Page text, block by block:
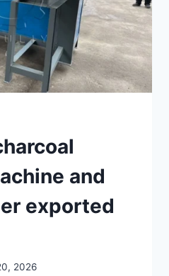
and
exported
2026